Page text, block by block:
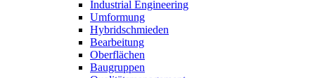
Industrial Engineering
Umformung
Hybridschmieden
Bearbeitung
Oberflächen
Baugruppen